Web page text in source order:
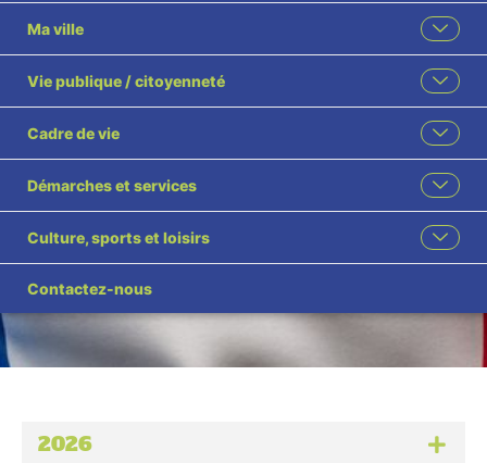
Ma ville
Vie publique / citoyenneté
Cadre de vie
Démarches et services
Culture, sports et loisirs
Contactez-nous
Arrêtés
Préfectoraux
Délibérations, Décisions, Comptes rendus Arrêtés
Arrêtés Préfectoraux
2026